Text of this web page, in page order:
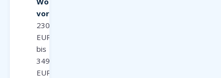
voraus):
230
EUR
bis
349
EUR